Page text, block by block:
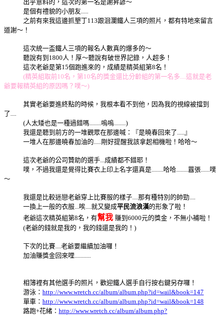
出乎意料的，這次的第一名是謝昇諺～
是個有禮貌的小朋友.....
之前有來我這邊抓墾丁113跟洄瀾鐵人三項的照片，都有特地來留言
道謝～！
這次統一盃鐵人三項的報名人數真的爆多的～
聽說有到1800人！厚～聽說有破世界記錄，人超多！
這次老爺是第15個跑進來的，成績是精英組第8名！
(精英組取前10名，第10名的獎金還比分齡組的第一名多....這就是老
爺要報精英組的原因嗎？噗～)
其實老爺要進終點的時候，我根本看不到他，因為我的視線被擋到
了....
(人太矮也是一種過錯嗎........嗚嗚........)
我還是聽到前方的一堆觀眾在那邊喊：『是曉春回來了.....』
一堆人在那邊曉春加油的.....剛好提醒我該拿起相機啦！哈哈～
這次老爺的公司贊助的選手...成績都不錯耶！
噗，不過我還是覺得比賽衣上印上名字還真是........哈哈........囂張......噗
～
我還是比較迷戀老爺穿上比賽服的樣子....那有種特別的帥勁....
一換上一般的衣服...唉....就又變成平民流浪漢的形象了啦！
老爺這次精英組第8名，有幫我 賺到6000元的獎金，不無小補啦！
(老爺的錢就是我的，我的錢還是我的！)
下次的比賽....老爺要繼續加油囉！
加油賺獎金回來哩...........
相簿裡有其他選手的照片，歡迎鐵人選手自行按右鍵另存囉！
游泳： http://www.wretch.cc/album/album.php?id=wail&book=147
單車： http://www.wretch.cc/album/album.php?id=wail&book=148
路跑+花緒： http://www.wretch.cc/album/album.php?